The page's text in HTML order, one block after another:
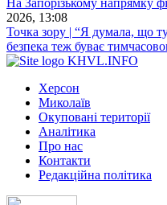
На Запорізькому напрямку
2026, 13:08
Точка зору | “Я думала, що
безпека теж буває
KHVL.INFO
Херсон
Миколаїв
Окуповані території
Аналітика
Про нас
Контакти
Редакційна політика